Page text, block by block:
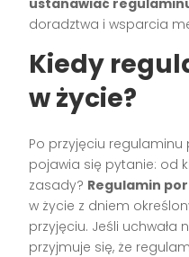
doradztwa i wsparcia
Kiedy
w życie?
Po przyjęciu regulaminu
pojawia się pytanie: od
zasady? Regulamin
w życie z dniem
przyjęciu. Jeśli uchwała
przyjmuje się, że